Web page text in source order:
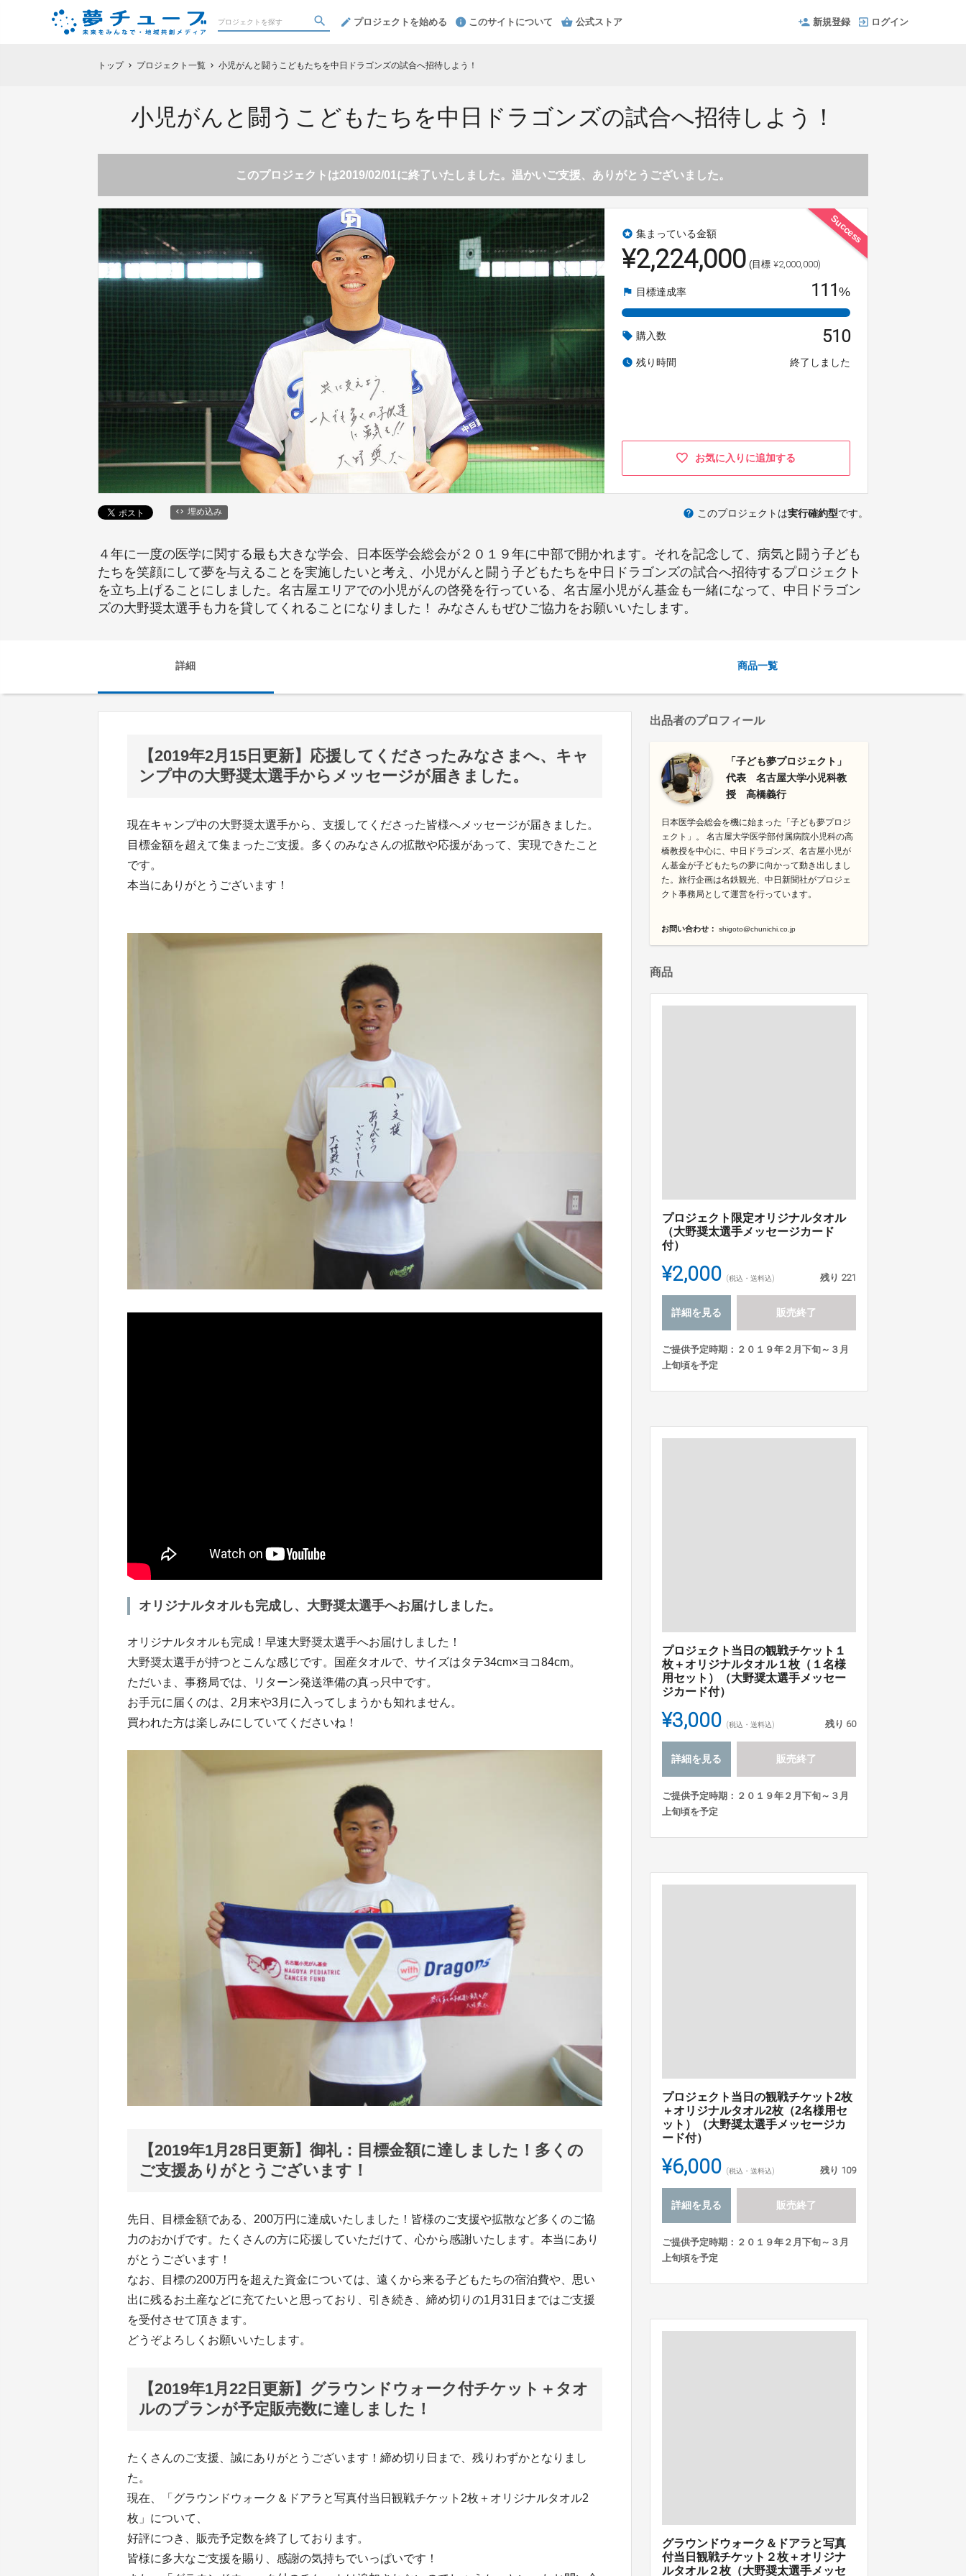
プロジェクトを始める このサイトについて 公式ストア 新規登録 ログイン
トップ chevron_right プロジェクト一覧 chevron_right 小児がんと闘うこどもたちを中日ドラゴンズの試合へ招待しよう！
小児がんと闘うこどもたちを中日ドラゴンズの試合へ招待しよう！
このプロジェクトは2019/02/01に終了いたしました。温かいご支援、ありがとうございました。
Success
stars 集まっている金額
¥2,224,000 (目標 ¥2,000,000)
flag 目標達成率 111%
local_offer 購入数 510
watch_later 残り時間 終了しました
お気に入りに追加する
埋め込み help このプロジェクトは実行確約型です。
４年に一度の医学に関する最も大きな学会、日本医学会総会が２０１９年に中部で開かれます。それを記念して、病気と闘う子ども
たちを笑顔にして夢を与えることを実施したいと考え、小児がんと闘う子どもたちを中日ドラゴンズの試合へ招待するプロジェクト
を立ち上げることにしました。名古屋エリアでの小児がんの啓発を行っている、名古屋小児がん基金も一緒になって、中日ドラゴン
ズの大野奨太選手も力を貸してくれることになりました！ みなさんもぜひご協力をお願いいたします。
詳細 商品一覧
【2019年2月15日更新】応援してくださったみなさまへ、キャ
ンプ中の大野奨太選手からメッセージが届きました。
現在キャンプ中の大野奨太選手から、支援してくださった皆様へメッセージが届きました。
目標金額を超えて集まったご支援。多くのみなさんの拡散や応援があって、実現できたこと
です。
本当にありがとうございます！
オリジナルタオルも完成し、大野奨太選手へお届けしました。
オリジナルタオルも完成！早速大野奨太選手へお届けしました！
大野奨太選手が持つとこんな感じです。国産タオルで、サイズはタテ34cm×ヨコ84cm。
ただいま、事務局では、リターン発送準備の真っ只中です。
お手元に届くのは、2月末や3月に入ってしまうかも知れません。
買われた方は楽しみにしていてくださいね！
【2019年1月28日更新】御礼：目標金額に達しました！多くの
ご支援ありがとうございます！
先日、目標金額である、200万円に達成いたしました！皆様のご支援や拡散など多くのご協
力のおかげです。たくさんの方に応援していただけて、心から感謝いたします。本当にあり
がとうございます！
なお、目標の200万円を超えた資金については、遠くから来る子どもたちの宿泊費や、思い
出に残るお土産などに充てたいと思っており、引き続き、締め切りの1月31日まではご支援
を受付させて頂きます。
どうぞよろしくお願いいたします。
【2019年1月22日更新】グラウンドウォーク付チケット＋タオ
ルのプランが予定販売数に達しました！
たくさんのご支援、誠にありがとうございます！締め切り日まで、残りわずかとなりまし
た。
現在、「グラウンドウォーク＆ドアラと写真付当日観戦チケット2枚＋オリジナルタオル2
枚」について、
好評につき、販売予定数を終了しております。
皆様に多大なご支援を賜り、感謝の気持ちでいっぱいです！
出品者のプロフィール
「子ども夢プロジェクト」
代表 名古屋大学小児科教
授 高橋義行
日本医学会総会を機に始まった「子ども夢プロジ
ェクト」。 名古屋大学医学部付属病院小児科の高
橋教授を中心に、中日ドラゴンズ、名古屋小児が
ん基金が子どもたちの夢に向かって動き出しまし
た。旅行企画は名鉄観光、中日新聞社がプロジェ
クト事務局として運営を行っています。
お問い合わせ： shigoto@chunichi.co.jp
商品
プロジェクト限定オリジナルタオル
（大野奨太選手メッセージカード
付）
¥2,000 (税込・送料込) 残り 221
詳細を見る 販売終了
ご提供予定時期：２０１９年２月下旬～３月
上旬頃を予定
プロジェクト当日の観戦チケット１
枚＋オリジナルタオル１枚（１名様
用セット）（大野奨太選手メッセー
ジカード付）
¥3,000 (税込・送料込) 残り 60
詳細を見る 販売終了
ご提供予定時期：２０１９年２月下旬～３月
上旬頃を予定
プロジェクト当日の観戦チケット2枚
＋オリジナルタオル2枚（2名様用セ
ット）（大野奨太選手メッセージカ
ード付）
¥6,000 (税込・送料込) 残り 109
詳細を見る 販売終了
ご提供予定時期：２０１９年２月下旬～３月
上旬頃を予定
グラウンドウォーク＆ドアラと写真
付当日観戦チケット２枚＋オリジナ
ルタオル２枚（大野奨太選手メッセ